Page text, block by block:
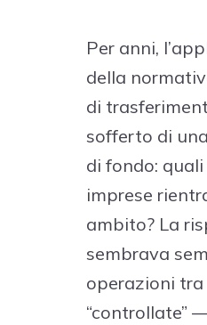
Per anni,
della
di
sofferto di
di fondo:
imprese
ambito? La
sembrava
operazioni tra
“controllate”